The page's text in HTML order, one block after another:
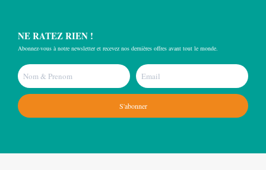
NE RATEZ RIEN !
Abonnez-vous à notre newsletter et recevez nos dernières offres avant tout le monde.
S'abonner